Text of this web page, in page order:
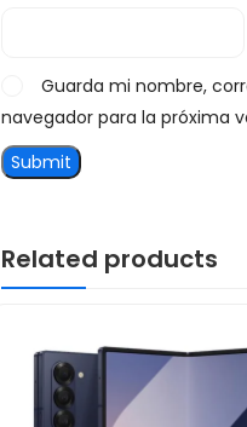
Guarda mi nombre,
navegador para la próxima
Related products